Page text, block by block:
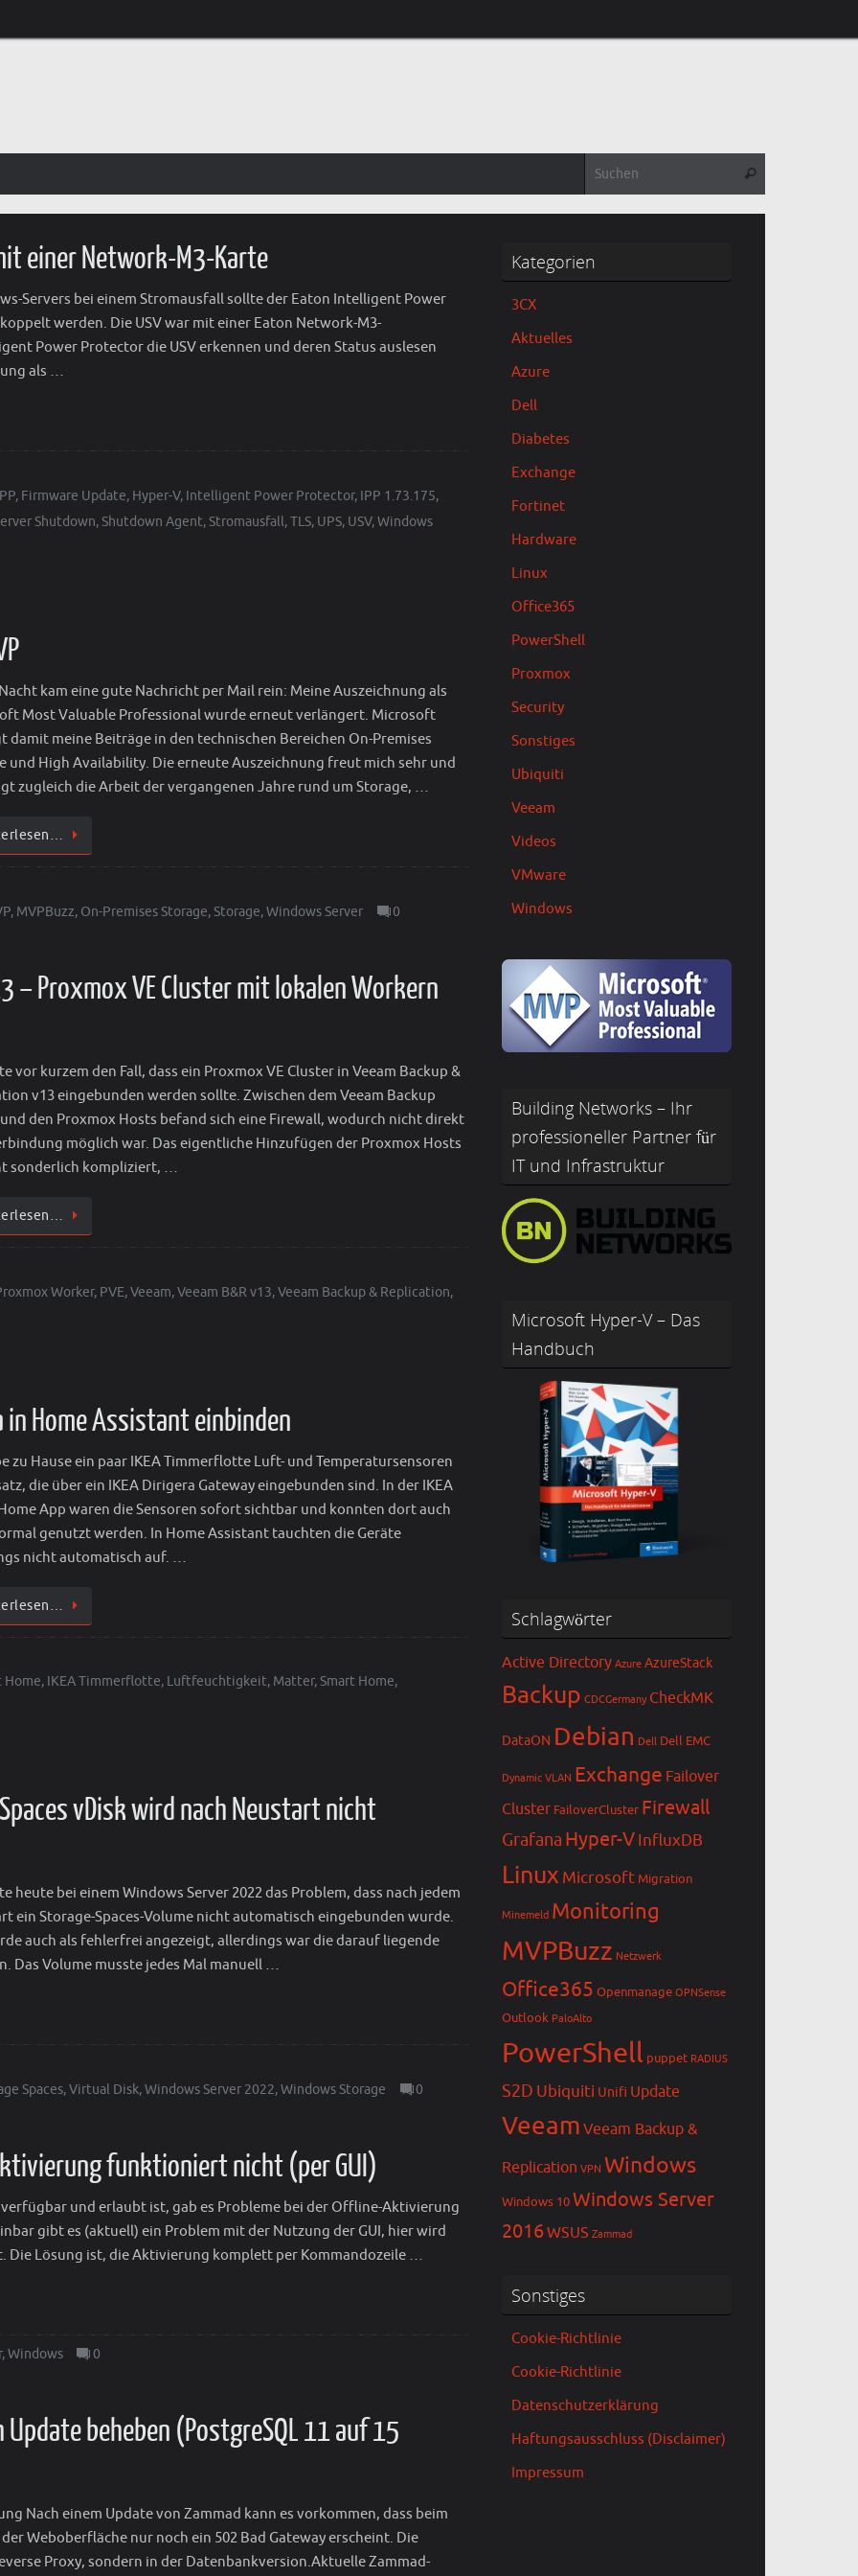
Suchen
einer Network-M3-Karte
Servers bei einem Stromausfall sollte der Eaton Intelligent Power
werden. Die USV war mit einer Eaton Network-M3-
Power Protector die USV erkennen und deren Status auslesen
als …
, Firmware Update, Hyper-V, Intelligent Power Protector, IPP 1.73.175,
Shutdown, Shutdown Agent, Stromausfall,TLS, UPS, USV,Windows
kam eine gute Nachricht per Mail rein: Meine Auszeichnung als
Most Valuable Professional wurde erneut verlängert. Microsoft
damit meine Beiträge in den technischen Bereichen On-Premises
und High Availability. Die erneute Auszeichnung freut mich sehr und
zugleich die Arbeit der vergangenen Jahre rund um Storage, …
, MVPBuzz, On-Premises Storage, Storage,Windows Server 0
– Proxmox VE Cluster mit lokalen Workern
vor kurzem den Fall, dass ein Proxmox VE Cluster in Veeam Backup &
v13 eingebunden werden sollte. Zwischen dem Veeam Backup
den Proxmox Hosts befand sich eine Firewall, wodurch nicht direkt
möglich war. Das eigentliche Hinzufügen der Proxmox Hosts
sonderlich kompliziert, …
Worker, PVE,Veeam,Veeam B&R v13,Veeam Backup & Replication,
Home Assistant einbinden
zu Hause ein paar IKEA Timmerflotte Luft- und Temperatursensoren
die über ein IKEA Dirigera Gateway eingebunden sind. In der IKEA
App waren die Sensoren sofort sichtbar und konnten dort auch
genutzt werden. In Home Assistant tauchten die Geräte
nicht automatisch auf. …
Home, IKEA Timmerflotte, Luftfeuchtigkeit, Matter, Smart Home,
vDisk wird nach Neustart nicht
heute bei einem Windows Server 2022 das Problem, dass nach jedem
ein Storage-Spaces-Volume nicht automatisch eingebunden wurde.
auch als fehlerfrei angezeigt, allerdings war die darauf liegende
Das Volume musste jedes Mal manuell …
Spaces,Virtual Disk,Windows Server 2022,Windows Storage 0
funktioniert nicht (per GUI)
und erlaubt ist, gab es Probleme bei der Offline-Aktivierung
gibt es (aktuell) ein Problem mit der Nutzung der GUI, hier wird
Lösung ist, die Aktivierung komplett per Kommandozeile …
,Windows 0
beheben (PostgreSQL 11 auf 15
Nach einem Update von Zammad kann es vorkommen, dass beim
Weboberfläche nur noch ein 502 Bad Gateway erscheint. Die
Proxy, sondern in der Datenbankversion.Aktuelle Zammad-
Kategorien
3CX
Aktuelles
Azure
Dell
Diabetes
Exchange
Fortinet
Hardware
Linux
Office365
PowerShell
Proxmox
Security
Sonstiges
Ubiquiti
Veeam
Videos
VMware
Windows
Building Networks – Ihr
professioneller Partner für
IT und Infrastruktur
Microsoft Hyper-V – Das
Handbuch
Schlagwörter
Active Directory Azure AzureStack
Backup CDCGermany CheckMK
DataON Debian Dell Dell EMC
Dynamic VLAN Exchange Failover
Cluster FailoverCluster Firewall
Grafana Hyper-VInfluxDB
Linux Microsoft Migration
Minemeld Monitoring
MVPBuzz Netzwerk
Office365 Openmanage OPNSense
Outlook PaloAlto
PowerShell puppet RADIUS
S2D Ubiquiti Unifi Update
Veeam Veeam Backup &
Replication VPN Windows
Windows 10Windows Server
2016WSUS Zammad
Sonstiges
Cookie-Richtlinie
Cookie-Richtlinie
Datenschutzerklärung
Haftungsausschluss (Disclaimer)
Impressum